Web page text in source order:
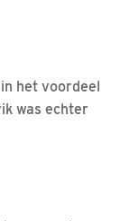
het voordeel
was echter